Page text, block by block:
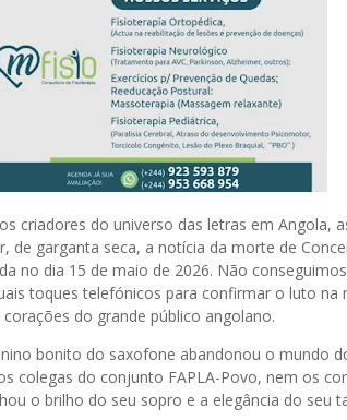
criadores do universo das letras em Angola,
de garganta seca, a notícia da morte de
no dia 15 de maio de 2026. Não
toques telefónicos para confirmar o luto na
corações do grande público angolano.
bonito do saxofone abandonou o mundo
colegas do conjunto FAPLA-Povo, nem os
o brilho do seu sopro e a elegância do seu